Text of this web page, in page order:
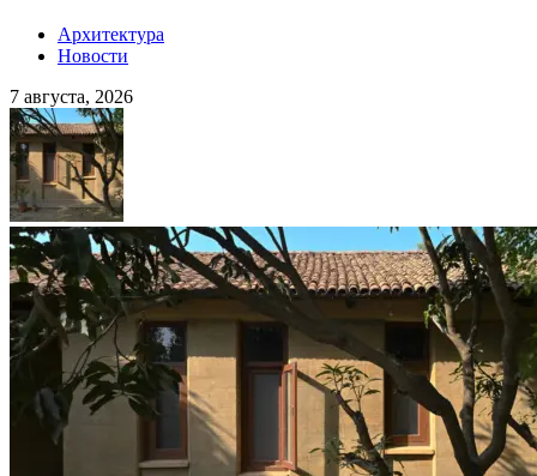
Архитектура
Новости
7 августа, 2026